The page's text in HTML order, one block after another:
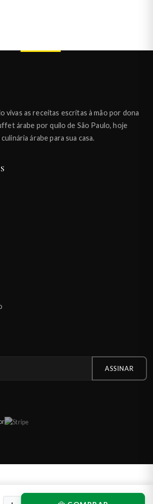
vivas as receitas escritas à mão por dona
árabe por quilo de São Paulo, hoje
árabe para sua casa.
ASSINAR